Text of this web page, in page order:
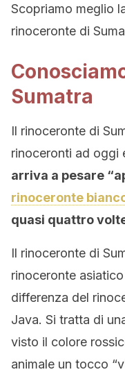
Scopriamo meglio
rinoceronte di
Sumatra
Il rinoceronte di
rinoceronti ad oggi
arriva a pesare
rinoceronte
quasi quattro
Il rinoceronte di
rinoceronte
differenza del
Java. Si tratta di
visto il colore
animale un tocco